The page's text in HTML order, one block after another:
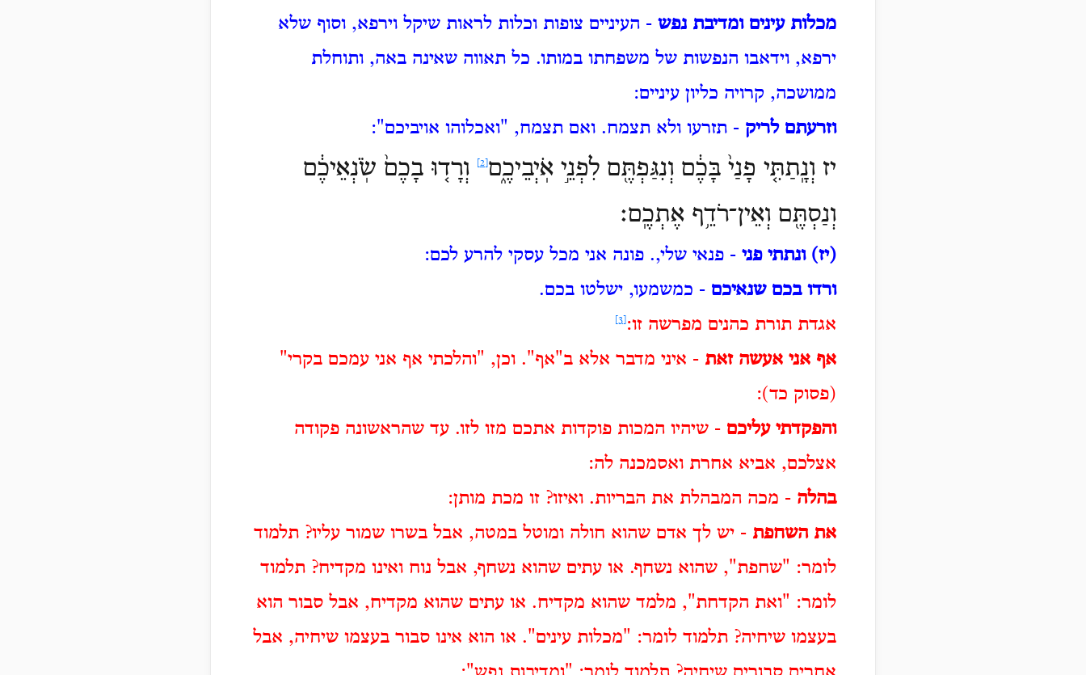
מכלות עינים ומדיבת נפש - העיניים צופות וכלות לראות שיקל וירפא, וסוף שלא
ירפא, וידאבו הנפשות של משפחתו במותו. כל תאווה שאינה באה, ותוחלת
ממושכה, קרויה כליון עיניים:
וזרעתם לריק - תזרעו ולא תצמח. ואם תצמח, "ואכלוהו אויביכם":
יז וְנָֽתַתִּ֤י פָנַי֙ בָּכֶ֔ם וְנִגַּפְתֶּ֖ם לִפְנֵ֣י אֹֽיְבֵיכֶ֑ם
וְרָד֤וּ בָכֶם֙ שֹֽׂנְאֵיכֶ֔ם
וְנַסְתֶּ֖ם וְאֵין־רֹדֵ֥ף אֶתְכֶֽם׃
(יז) ונתתי פני - פנאי שלי,. פונה אני מכל עסקי להרע לכם:
ורדו בכם שנאיכם - כמשמעו, ישלטו בכם.
אגדת תורת כהנים מפרשה זו:
אף אני אעשה זאת - איני מדבר אלא ב"אף". וכן, "והלכתי אף אני עמכם בקרי"
(פסוק כד):
והפקדתי עליכם - שיהיו המכות פוקדות אתכם מזו לזו. עד שהראשונה פקודה
אצלכם, אביא אחרת ואסמכנה לה:
בהלה - מכה המבהלת את הבריות. ואיזו? זו מכת מותן:
את השחפת - יש לך אדם שהוא חולה ומוטל במטה, אבל בשרו שמור עליו? תלמוד
לומר: "שחפת", שהוא נשחף. או עתים שהוא נשחף, אבל נוח ואינו מקדיח? תלמוד
לומר: "ואת הקדחת", מלמד שהוא מקדיח. או עתים שהוא מקדיח, אבל סבור הוא
בעצמו שיחיה? תלמוד לומר: "מכלות עינים". או הוא אינו סבור בעצמו שיחיה, אבל